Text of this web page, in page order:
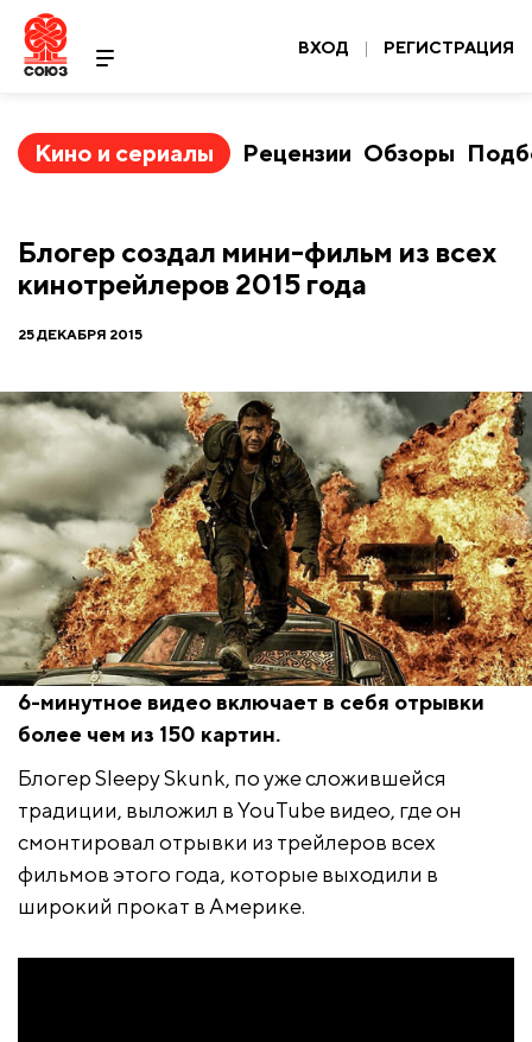
ВХОД | РЕГИСТРАЦИЯ
Кино и сериалы Рецензии Обзоры
Блогер создал мини-фильм из всех
кинотрейлеров 2015 года
25 ДЕКАБРЯ 2015
6-минутное видео включает в себя отрывки
более чем из 150 картин.
Блогер Sleepy Skunk, по уже сложившейся
традиции, выложил в YouTube видео, где он
смонтировал отрывки из трейлеров всех
фильмов этого года, которые выходили в
широкий прокат в Америке.